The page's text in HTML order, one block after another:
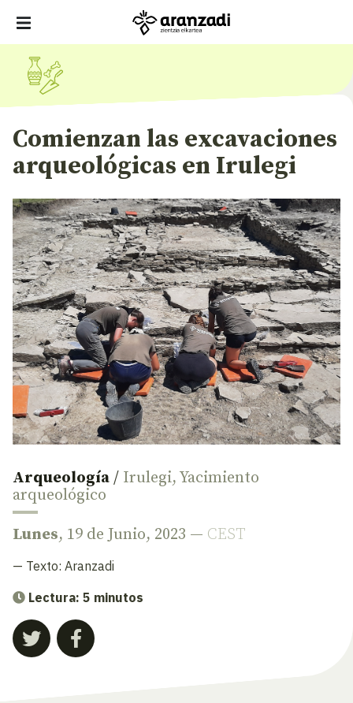
Comienzan las excavaciones
arqueológicas en Irulegi
Arqueología / Irulegi, Yacimiento
arqueológico
Lunes, 19 de Junio, 2023 — CEST
— Texto: Aranzadi
Lectura: 5 minutos